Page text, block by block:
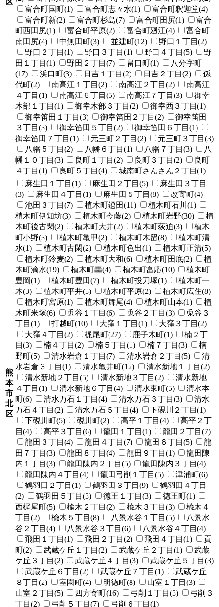
区
富合町国町(1)
富合町志々水(1)
富合町釈迦堂(4)
富合町新(2)
富合町杉島(7) 富合町田尻(1)
富合
町西田尻(1)
富合町平原(2) 富合町廻江(4)
富合町
南田尻(4)
中無田町(3) 並建町(12)
野口１丁目(2)
野口２丁目(1)
野口３丁目(1) 野口４丁目(5)
野
田１丁目(1)
野田２丁目(7) 畠口町(1)
八分字町
(17)
浜口町(3) 日吉１丁目(2) 日吉２丁目(2)
孫
代町(2)
南高江１丁目(2) 南高江２丁目(2)
南高江
４丁目(1)
南高江６丁目(5) 南高江７丁目(3)
御幸
木部１丁目(1)
御幸木部３丁目(2)
御幸西３丁目(1)
御幸笛田１丁目(3)
御幸笛田２丁目(2)
御幸笛田
３丁目(3)
御幸笛田５丁目(2)
御幸笛田６丁目(1)
御幸笛田７丁目(1)
元三町２丁目(2)
元三町３丁目(3)
八幡５丁目(2)
八幡６丁目(1) 八幡７丁目(3)
八
幡１０丁目(3)
良町１丁目(2) 良町３丁目(2)
良町
４丁目(1)
良町５丁目(4) 城南町さんさん２丁目(1)
熊
本
市
北
区
麻生田１丁目(1) 麻生田２丁目(5)
麻生田３丁目
(3)
麻生田４丁目(1) 麻生田５丁目(8)
改寄町(4)
池田３丁目(7)
植木町鐙田(11)
植木町石川(1)
植木町伊知坊(3)
植木町今藤(2) 植木町岩野(30)
植
木町後古閑(2)
植木町大井(2) 植木町荻迫(3)
植木
町小野(3)
植木町亀甲(2) 植木町木留(8)
植木町清
水(1)
植木町古閑(2) 植木町色出(1)
植木町正清(5)
植木町鈴麦(2)
植木町大和(6) 植木町田底(2)
植
木町滴水(19)
植木町轟(4) 植木町富応(10)
植木町
豊岡(1)
植木町豊田(7) 植木町投刀塚(1)
植木町一
木(3)
植木町平井(3) 植木町平原(2)
植木町広住(8)
植木町宮原(1)
植木町舞尾(4) 植木町山本(1)
植
木町米塚(6)
兎谷１丁目(6) 兎谷２丁目(3)
兎谷３
丁目(1)
打越町(10) 大窪１丁目(1)
大窪３丁目(2)
大窪４丁目(2)
梶尾町(27) 鹿子木町(1)
楠２丁
目(3)
楠４丁目(2) 楠５丁目(1) 楠７丁目(3)
楠
野町(5)
清水岩倉１丁目(7) 清水岩倉２丁目(5)
清
水岩倉３丁目(1)
清水亀井町(12)
清水新地１丁目(2)
清水新地２丁目(5)
清水新地３丁目(2)
清水新地
４丁目(1)
清水新地６丁目(4) 清水東町(5)
清水本
町(6)
清水万石１丁目(4) 清水万石３丁目(3)
清水
万石４丁目(2)
清水万石５丁目(4)
下硯川２丁目(1)
下硯川町(5)
硯川町(2) 高平１丁目(4)
高平２丁
目(4)
高平３丁目(6) 龍田１丁目(1)
龍田２丁目(7)
龍田３丁目(4)
龍田４丁目(7) 龍田６丁目(5)
龍
田７丁目(3)
龍田８丁目(4) 龍田９丁目(1)
龍田陳
内１丁目(3)
龍田陳内２丁目(5)
龍田陳内３丁目(4)
龍田陳内４丁目(4)
龍田弓削１丁目(5)
津浦町(6)
鶴羽田２丁目(1)
鶴羽田３丁目(9)
鶴羽田４丁目
(2)
鶴羽田５丁目(3) 徳王１丁目(3)
徳王町(1)
西梶尾町(5)
楡木２丁目(2) 楡木３丁目(3)
楡木４
丁目(2)
楡木５丁目(8) 八景水谷１丁目(5)
八景水
谷２丁目(4)
八景水谷３丁目(6)
八景水谷４丁目(4)
飛田１丁目(1)
飛田２丁目(2) 飛田４丁目(1)
貢
町(2)
武蔵ケ丘１丁目(2) 武蔵ケ丘２丁目(1)
武蔵
ケ丘３丁目(2)
武蔵ケ丘４丁目(3)
武蔵ケ丘５丁目(3)
武蔵ケ丘６丁目(2)
武蔵ケ丘７丁目(1)
武蔵ケ丘
８丁目(2)
室園町(4) 明徳町(8)
山室１丁目(3)
山室２丁目(5)
四方寄町(16) 弓削１丁目(3)
弓削３
丁目(2)
弓削５丁目(7) 弓削６丁目(1)